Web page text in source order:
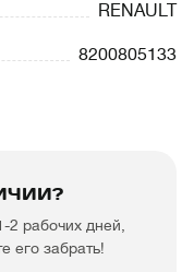
RENAULT
8200805133
рабочих дней,
его забрать!